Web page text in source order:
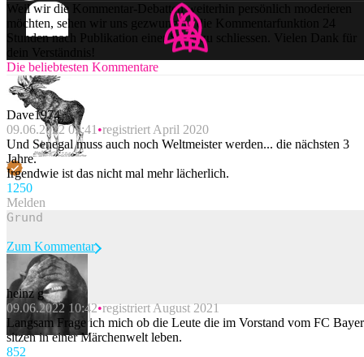
Weil wir die Kommentar-Debatten weiterhin persönlich moderieren
möchten, sehen wir uns gezwungen, die Kommentarfunktion 24
Stunden nach Publikation einer Story zu schliessen. Vielen Dank für
dein Verständnis!
Die beliebtesten Kommentare
Dave1974
09.06.2022 09:41 registriert April 2020
Und Senegal muss auch noch Weltmeister werden... die nächsten 3
Jahre.
Irgendwie ist das nicht mal mehr lächerlich.
1250
Melden
Beitrag melden
Zum Kommentar
heinz g
09.06.2022 10:42 registriert August 2021
Langsam Frage ich mich ob die Leute die im Vorstand vom FC
sitzen in einer Märchenwelt leben.
852